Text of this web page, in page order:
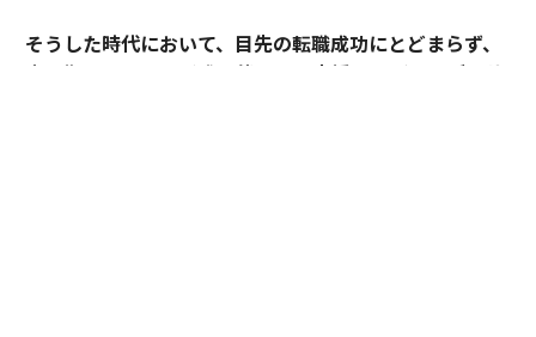
そうした時代において、目先の転職成功にとどまらず、
中長期のキャリア形成に伴走する支援を掲げるのがアサ